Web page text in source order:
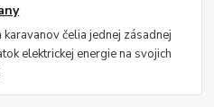
čelia jednej zásadnej
elektrickej energie na svojich